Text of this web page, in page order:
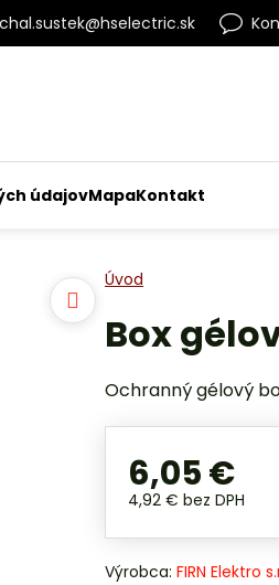
údajovMapaKontakt
Úvod
Box
Ochranný gélový
6,05 €
4,92 € bez DPH
Výrobca: FIRN Elektro